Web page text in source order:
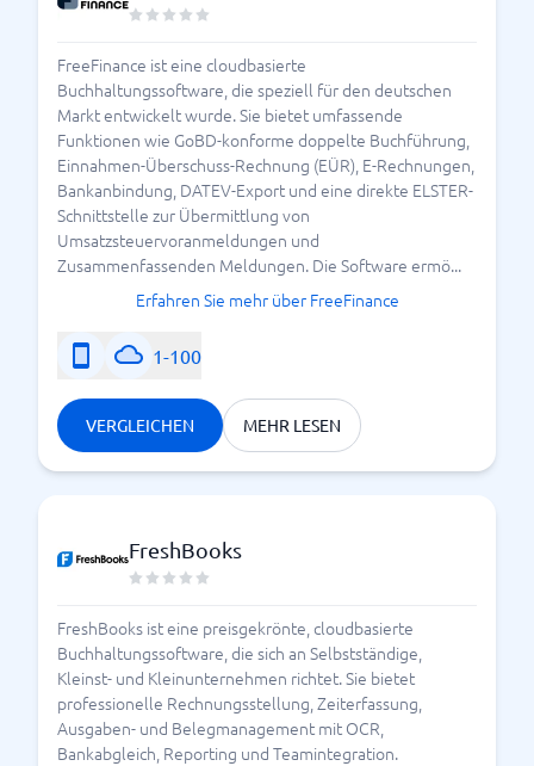
FreeFinance ist eine cloudbasierte
Buchhaltungssoftware, die speziell für den deutschen
Markt entwickelt wurde. Sie bietet umfassende
Funktionen wie GoBD-konforme doppelte Buchführung,
Einnahmen-Überschuss-Rechnung (EÜR), E-Rechnungen,
Bankanbindung, DATEV-Export und eine direkte ELSTER-
Schnittstelle zur Übermittlung von
Umsatzsteuervoranmeldungen und
Zusammenfassenden Meldungen. Die Software ermö...
Erfahren Sie mehr über FreeFinance
1-100
VERGLEICHEN MEHR LESEN
FreshBooks
FreshBooks ist eine preisgekrönte, cloudbasierte
Buchhaltungssoftware, die sich an Selbstständige,
Kleinst- und Kleinunternehmen richtet. Sie bietet
professionelle Rechnungsstellung, Zeiterfassung,
Ausgaben- und Belegmanagement mit OCR,
Bankabgleich, Reporting und Teamintegration.